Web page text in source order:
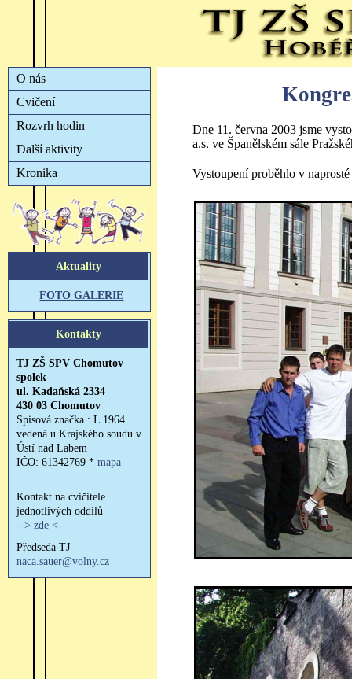
Dne 11. června 2003 jsme
a.s. ve Španělském sále
Vystoupení proběhlo v